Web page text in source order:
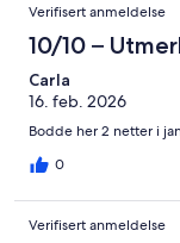
Verifisert anmeldelse
10/10 –
Carla
16. feb. 2026
Bodde her 2 netter i
0
Verifisert anmeldelse